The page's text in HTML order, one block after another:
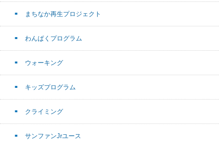
まちなか再生プロジェクト
わんぱくプログラム
ウォーキング
キッズプログラム
クライミング
サンファンJrユース